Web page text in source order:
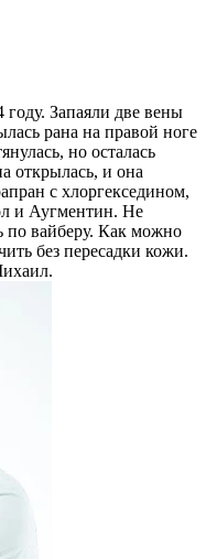
Запаяли две вены
рана на правой ноге
но осталась
открылась, и она
с хлоргекседином,
и Аугментин. Не
по вайберу. Как можно
без пересадки кожи.